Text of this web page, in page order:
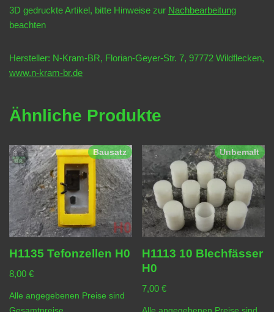
3D gedruckte Artikel, bitte Hinweise zur Nachbearbeitung
beachten
Hersteller: N-Kram-BR, Florian-Geyer-Str. 7, 97772 Wildflecken,
www.n-kram-br.de
Ähnliche Produkte
Bausatz
H1135 Tefonzellen H0
8,00 €
Alle angegebenen Preise sind
Unbemalt
H1113 10 Blechfässer
H0
7,00€